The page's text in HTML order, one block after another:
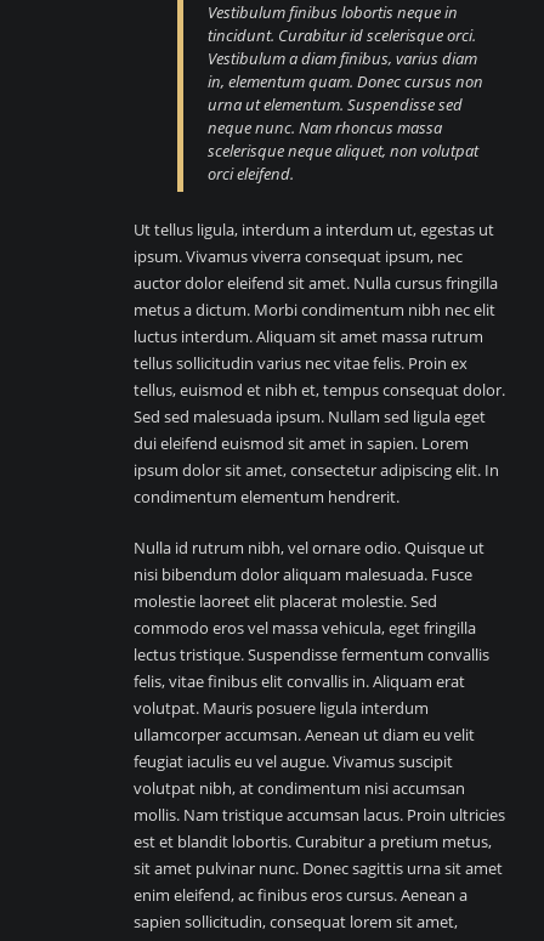
Vestibulum finibus lobortis neque in
tincidunt. Curabitur id scelerisque orci.
Vestibulum a diam finibus, varius diam
in, elementum quam. Donec cursus non
urna ut elementum. Suspendisse sed
neque nunc. Nam rhoncus massa
scelerisque neque aliquet, non volutpat
orci eleifend.
Ut tellus ligula, interdum a interdum ut, egestas ut
ipsum. Vivamus viverra consequat ipsum, nec
auctor dolor eleifend sit amet. Nulla cursus fringilla
metus a dictum. Morbi condimentum nibh nec elit
luctus interdum. Aliquam sit amet massa rutrum
tellus sollicitudin varius nec vitae felis. Proin ex
tellus, euismod et nibh et, tempus consequat dolor.
Sed sed malesuada ipsum. Nullam sed ligula eget
dui eleifend euismod sit amet in sapien. Lorem
ipsum dolor sit amet, consectetur adipiscing elit. In
condimentum elementum hendrerit.
Nulla id rutrum nibh, vel ornare odio. Quisque ut
nisi bibendum dolor aliquam malesuada. Fusce
molestie laoreet elit placerat molestie. Sed
commodo eros vel massa vehicula, eget fringilla
lectus tristique. Suspendisse fermentum convallis
felis, vitae finibus elit convallis in. Aliquam erat
volutpat. Mauris posuere ligula interdum
ullamcorper accumsan. Aenean ut diam eu velit
feugiat iaculis eu vel augue. Vivamus suscipit
volutpat nibh, at condimentum nisi accumsan
mollis. Nam tristique accumsan lacus. Proin ultricies
est et blandit lobortis. Curabitur a pretium metus,
sit amet pulvinar nunc. Donec sagittis urna sit amet
enim eleifend, ac finibus eros cursus. Aenean a
sapien sollicitudin, consequat lorem sit amet,